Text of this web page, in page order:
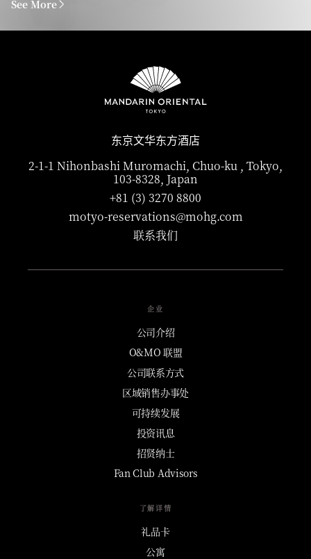
See More
东京文华东方酒店
2-1-1 Nihonbashi Muromachi, Chuo-ku , Tokyo,
103-8328, Japan
+81 (3) 3270 8800
motyo-reservations@mohg.com
联系我们
企业
公司介绍
O&MO 联盟
公司联系方式
区域销售办事处
可持续发展
投资讯息
招贤纳士
Fan Club Advisors
了解详情
礼品卡
公寓